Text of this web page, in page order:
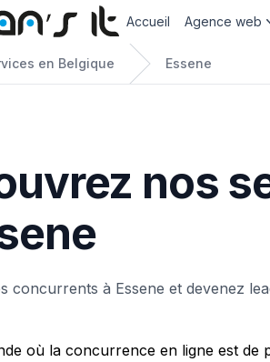
Accueil Agence web
en Belgique Essene
nos
concurrents à Essene et devenez
où la concurrence en ligne est de